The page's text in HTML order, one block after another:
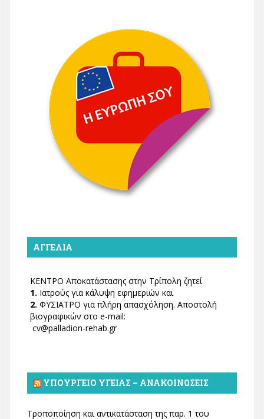
ΑΓΓΕΛΊΑ
ΚΕΝΤΡΟ Αποκατάστασης στην Τρίπολη ζητεί
1. Ιατρούς για κάλυψη εφημεριών και
2. ΦΥΣΙΑΤΡΟ για πλήρη απασχόληση. Αποστολή
βιογραφικών στο e-mail:
cv@palladion-rehab.gr
ΥΠΟΥΡΓΕΊΟ ΥΓΕΊΑΣ – ΑΝΑΚΟΙΝΏΣΕΙΣ
Τροποποίηση και αντικατάσταση της παρ. 1 του